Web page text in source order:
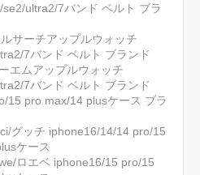
se2/ultra2/7バンド ベルト ブラ
サーチアップルウォッチ
7バンド ベルト ブランド
エムアップルウォッチ
7バンド ベルト ブランド
15 pro max/14 plusケース ブラ
グッチ iphone16/14/14 pro/15
ケース
ロエベ iphone16/15 pro/15